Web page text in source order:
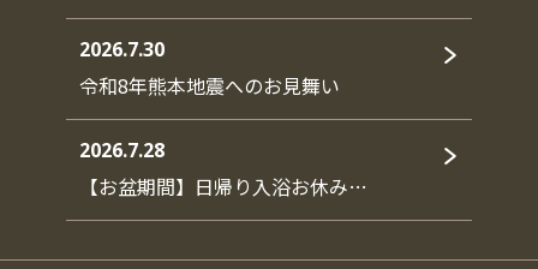
2026.7.30
令和8年熊本地震へのお見舞い
2026.7.28
【お盆期間】日帰り入浴お休み…